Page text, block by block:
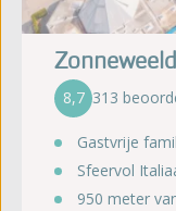
8,7 313
Gastvrije
Sfeervol
950 meter